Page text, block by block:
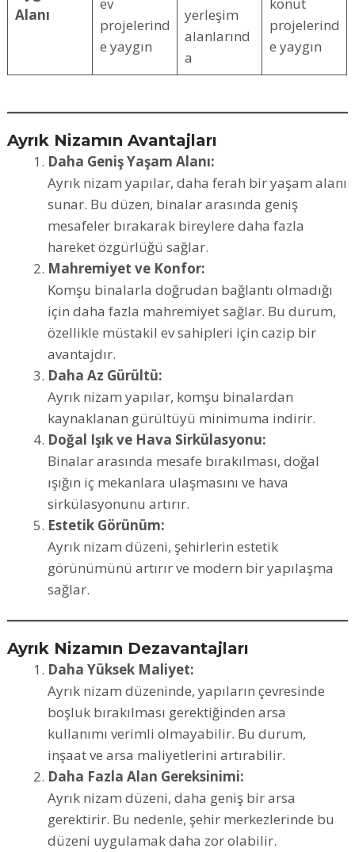
Alanı
ev
projelerind
e yaygın
yerleşim
alanlarınd
a
konut
projelerind
e yaygın
Ayrık Nizamın Avantajları
Daha Geniş Yaşam Alanı:
Ayrık nizam yapılar, daha ferah bir yaşam alanı
sunar. Bu düzen, binalar arasında geniş
mesafeler bırakarak bireylere daha fazla
hareket özgürlüğü sağlar.
Mahremiyet ve Konfor:
Komşu binalarla doğrudan bağlantı olmadığı
için daha fazla mahremiyet sağlar. Bu durum,
özellikle müstakil ev sahipleri için cazip bir
avantajdır.
Daha Az Gürültü:
Ayrık nizam yapılar, komşu binalardan
kaynaklanan gürültüyü minimuma indirir.
Doğal Işık ve Hava Sirkülasyonu:
Binalar arasında mesafe bırakılması, doğal
ışığın iç mekanlara ulaşmasını ve hava
sirkülasyonunu artırır.
Estetik Görünüm:
Ayrık nizam düzeni, şehirlerin estetik
görünümünü artırır ve modern bir yapılaşma
sağlar.
Ayrık Nizamın Dezavantajları
Daha Yüksek Maliyet:
Ayrık nizam düzeninde, yapıların çevresinde
boşluk bırakılması gerektiğinden arsa
kullanımı verimli olmayabilir. Bu durum,
inşaat ve arsa maliyetlerini artırabilir.
Daha Fazla Alan Gereksinimi:
Ayrık nizam düzeni, daha geniş bir arsa
gerektirir. Bu nedenle, şehir merkezlerinde bu
düzeni uygulamak daha zor olabilir.